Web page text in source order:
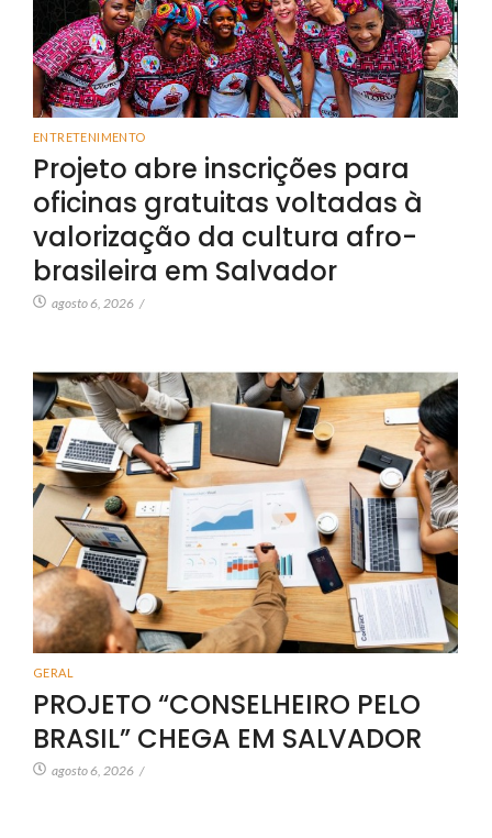
ENTRETENIMENTO
Projeto abre inscrições para
oficinas gratuitas voltadas à
valorização da cultura afro-
brasileira em Salvador
agosto 6, 2026 /
GERAL
PROJETO “CONSELHEIRO PELO
BRASIL” CHEGA EM SALVADOR
agosto 6, 2026 /